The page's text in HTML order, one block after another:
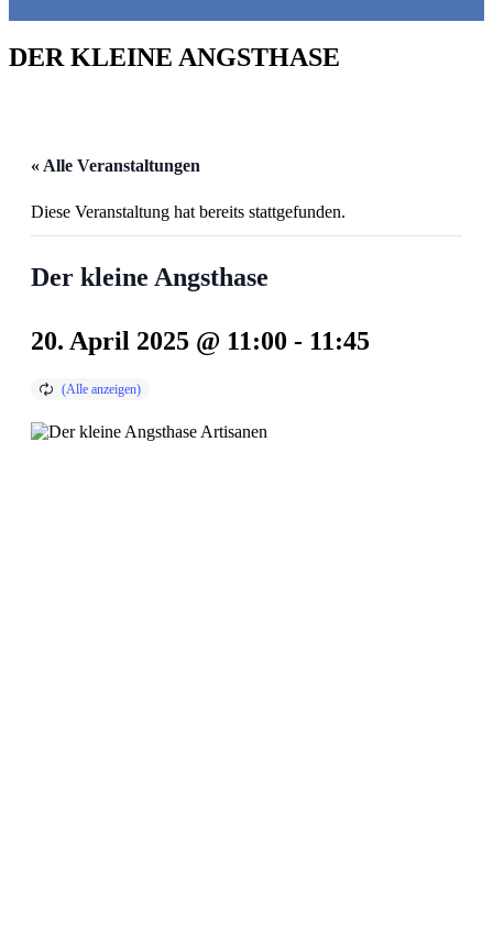
DER KLEINE ANGSTHASE
« Alle Veranstaltungen
Diese Veranstaltung hat bereits stattgefunden.
Der kleine Angsthase
20. April 2025 @ 11:00 - 11:45